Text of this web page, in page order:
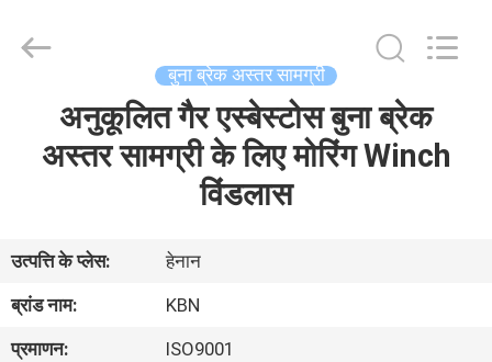
हमारे
बारे
में
बुना ब्रेक अस्तर सामग्री
अनुकूलित गैर एस्बेस्टोस बुना ब्रेक
अस्तर सामग्री के लिए मोरिंग Winch
विंडलास
उत्पत्ति के प्लेस:
हेनान
ब्रांड नाम:
KBN
प्रमाणन:
ISO9001